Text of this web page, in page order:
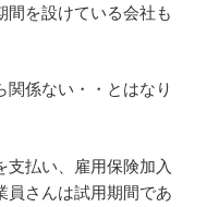
間を設けている会社も
関係ない・・とはなり
支払い、雇用保険加入
員さんは試用期間であ